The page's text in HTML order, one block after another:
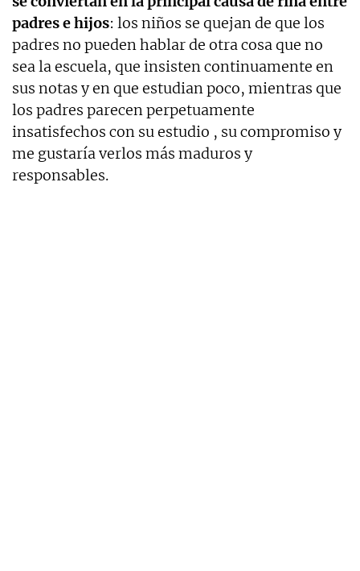
padres e hijos: los niños se quejan de que los
padres no pueden hablar de otra cosa que no
sea la escuela, que insisten continuamente en
sus notas y en que estudian poco, mientras que
los padres parecen perpetuamente
insatisfechos con su estudio , su compromiso y
me gustaría verlos más maduros y
responsables.